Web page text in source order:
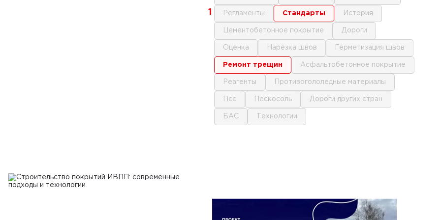
1
материалов: анализ
сертификации и роли
материалов
регламенты стандарты история
цементобетонное покрытие дороги
оценка нарезка швов герметизация швов
ремонт трещин асфальтобетонное покрытие
реагенты противогололедные материалы
псс пескосоль дороги других стран
БАС технологии